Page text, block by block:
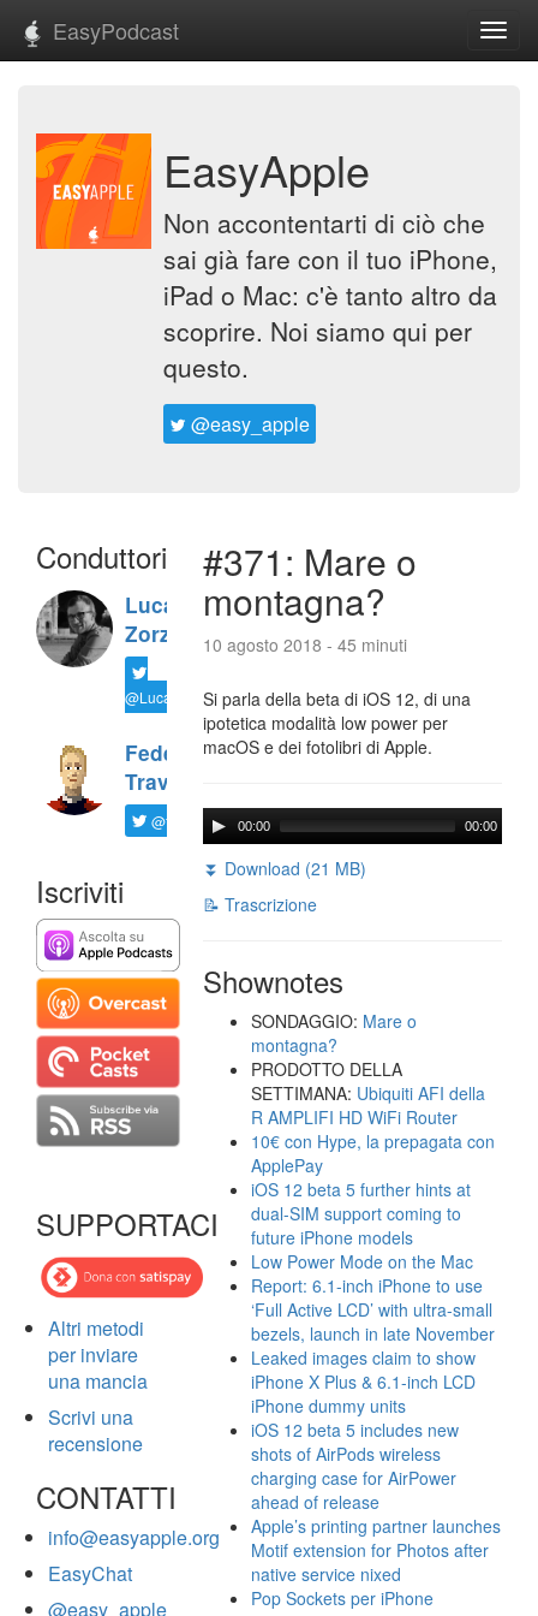
EasyPodcast
EasyApple
Non accontentarti di ciò che
sai già fare con il tuo iPhone,
iPad o Mac: c'è tanto altro da
scoprire. Noi siamo qui per
questo.
@easy_apple
Conduttori
Luca
Zorzi
@LucaTNT
Federico
Travaini
@ftrava
Iscriviti
SUPPORTACI
Altri metodi
per inviare
una mancia
Scrivi una
recensione
CONTATTI
info@easyapple.org
EasyChat
@easy_apple
#371: Mare o
montagna?
10 agosto 2018 - 45 minuti
Si parla della beta di iOS 12, di una
ipotetica modalità low power per
macOS e dei fotolibri di Apple.
00:00 00:00
⏬ Download (21 MB)
📝 Trascrizione
Shownotes
SONDAGGIO: Mare o
montagna?
PRODOTTO DELLA
SETTIMANA: Ubiquiti AFI della
R AMPLIFI HD WiFi Router
10€ con Hype, la prepagata con
ApplePay
iOS 12 beta 5 further hints at
dual-SIM support coming to
future iPhone models
Low Power Mode on the Mac
Report: 6.1-inch iPhone to use
‘Full Active LCD’ with ultra-small
bezels, launch in late November
Leaked images claim to show
iPhone X Plus & 6.1-inch LCD
iPhone dummy units
iOS 12 beta 5 includes new
shots of AirPods wireless
charging case for AirPower
ahead of release
Apple’s printing partner launches
Motif extension for Photos after
native service nixed
Pop Sockets per iPhone